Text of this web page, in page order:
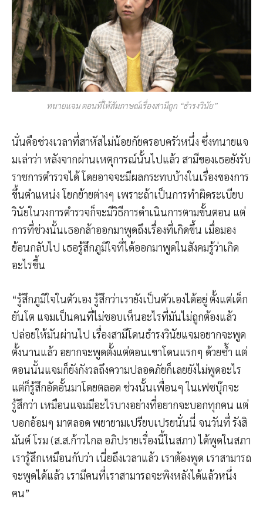
ทนายแจม ตอนที่ให้สัมภาษณ์เรื่องสามีถูก “ธำรงวินัย”
นั่นคือช่วงเวลาที่สาหัสไม่น้อยกัยครอบครัวหนึ่ง ซึ่งทนายแจ
มเล่าว่า หลังจากผ่านเหตุการณ์นั้นไปแล้ว สามีของเธอยังรับ
ราชการตำรวจได้ โดยอาจจะมีผลกระทบบ้างในเรื่องของการ
ขึ้นตำแหน่ง โยกย้ายต่างๆ เพราะถ้าเป็นการทำผิดระเบียบ
วินัยในวงการตำรวจก็จะมีวิธีการดำเนินการตามขั้นตอน แต่
การที่ช่วงนั้นเธอกล้าออกมาพูดถึงเรื่องที่เกิดขึ้น เมื่อมอง
ย้อนกลับไป เธอรู้สึกภูมิใจที่ได้ออกมาพูดในสังคมรู้ว่าเกิด
อะไรขึ้น
“รู้สึกภูมิใจในตัวเอง รู้สึกว่าเรายังเป็นตัวเองได้อยู่ ตั้งแต่เด็ก
ยันโต แจมเป็นคนที่ไม่ชอบเห็นอะไรที่มันไม่ถูกต้องแล้ว
ปล่อยให้มันผ่านไป เรื่องสามีโดนธำรงวินัยแจมอยากจะพูด
ตั้งนานแล้ว อยากจะพูดตั้งแต่ตอนเขาโดนแรกๆ ด้วยซ้ำ แต่
ตอนนั้นแจมก็ยังกังวลถึงความปลอดภัยก็เลยยังไม่พูดอะไร
แต่ก็รู้สึกอัดอั้นมาโดยตลอด ช่วงนั้นเพื่อนๆ ในเฟซบุ๊กจะ
รู้สึกว่า เหมือนแจมมีอะไรบางอย่างที่อยากจะบอกทุกคน แต่
บอกอ้อมๆ มาตลอด พยายามเปรียบเปรยนั่นนี่ จนวันที่ รังสิ
มันต์ โรม (ส.ส.ก้าวไกล อภิปรายเรื่องนี้ในสภา) ได้พูดในสภา
เรารู้สึกเหมือนกับว่า เนี่ยถึงเวลาแล้ว เราต้องพูด เราสามารถ
จะพูดได้แล้ว เรามีคนที่เราสามารถจะพิงหลังได้แล้วหนึ่ง
คน”